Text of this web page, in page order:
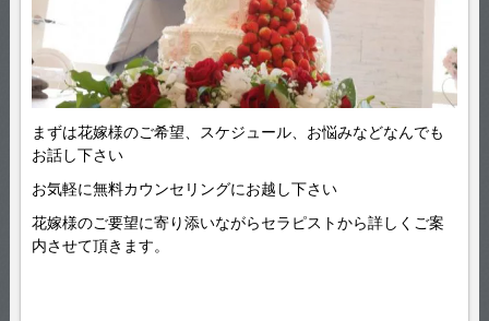
まずは花嫁様のご希望、スケジュール、お悩みなどなんでも
お話し下さい
お気軽に無料カウンセリングにお越し下さい
花嫁様のご要望に寄り添いながらセラピストから詳しくご案
内させて頂きます。